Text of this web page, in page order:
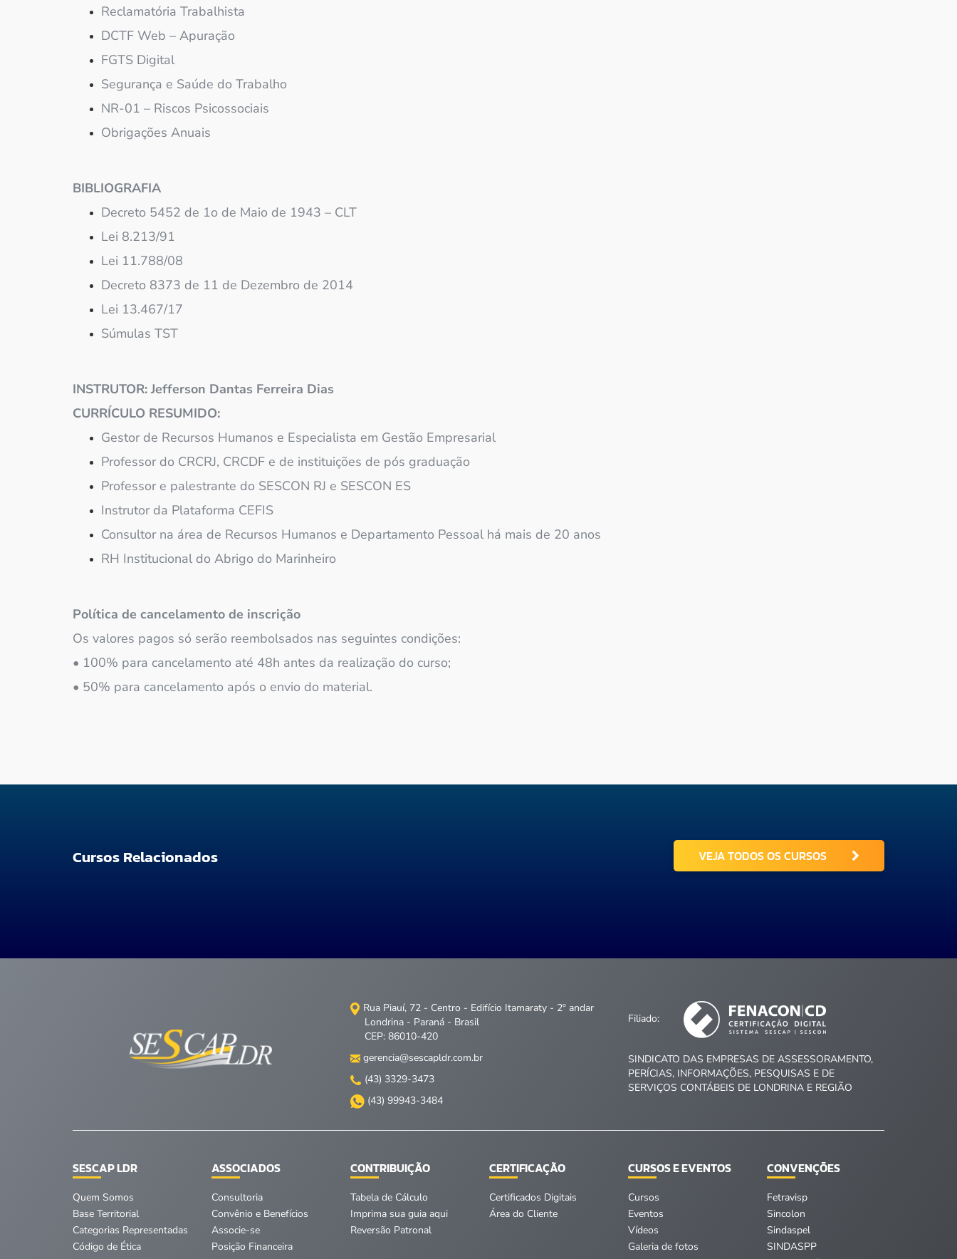
Reclamatória Trabalhista
DCTF Web – Apuração
FGTS Digital
Segurança e Saúde do Trabalho
NR-01 – Riscos Psicossociais
Obrigações Anuais
BIBLIOGRAFIA
Decreto 5452 de 1o de Maio de 1943 – CLT
Lei 8.213/91
Lei 11.788/08
Decreto 8373 de 11 de Dezembro de 2014
Lei 13.467/17
Súmulas TST
INSTRUTOR: Jefferson Dantas Ferreira Dias
CURRÍCULO RESUMIDO:
Gestor de Recursos Humanos e Especialista em Gestão Empresarial
Professor do CRCRJ, CRCDF e de instituições de pós graduação
Professor e palestrante do SESCON RJ e SESCON ES
Instrutor da Plataforma CEFIS
Consultor na área de Recursos Humanos e Departamento Pessoal há mais de 20 anos
RH Institucional do Abrigo do Marinheiro
Política de cancelamento de inscrição
Os valores pagos só serão reembolsados nas seguintes condições:
• 100% para cancelamento até 48h antes da realização do curso;
• 50% para cancelamento após o envio do material.
Cursos Relacionados VEJA TODOS OS CURSOS
Rua Piauí, 72 - Centro - Edifício Itamaraty - 2º andar
Londrina - Paraná - Brasil
CEP: 86010-420
gerencia@sescapldr.com.br
(43) 3329-3473
(43) 99943-3484
Filiado:
SINDICATO DAS EMPRESAS DE ASSESSORAMENTO,
PERÍCIAS, INFORMAÇÕES, PESQUISAS E DE
SERVIÇOS CONTÁBEIS DE LONDRINA E REGIÃO
SESCAP LDR
Quem Somos
Base Territorial
Categorias Representadas
Código de Ética
ASSOCIADOS
Consultoria
Convênio e Benefícios
Associe-se
Posição Financeira
CONTRIBUIÇÃO
Tabela de Cálculo
Imprima sua guia aqui
Reversão Patronal
CERTIFICAÇÃO
Certificados Digitais
Área do Cliente
CURSOS E EVENTOS
Cursos
Eventos
Vídeos
Galeria de fotos
CONVENÇÕES
Fetravisp
Sincolon
Sindaspel
SINDASPP